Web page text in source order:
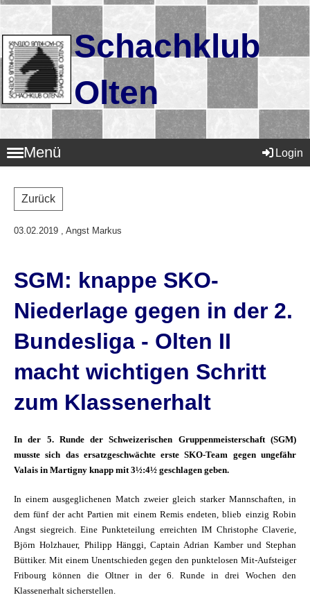
Schachklub
Olten
Menü Login
Zurück
03.02.2019 , Angst Markus
SGM: knappe SKO-
Niederlage gegen in der 2.
Bundesliga - Olten II
macht wichtigen Schritt
zum Klassenerhalt
In der 5. Runde der Schweizerischen Gruppenmeisterschaft (SGM)
musste sich das ersatzgeschwächte erste SKO-Team gegen ungefähr
Valais in Martigny knapp mit 3½:4½ geschlagen geben.
In einem ausgeglichenen Match zweier gleich starker Mannschaften, in
dem fünf der acht Partien mit einem Remis endeten, blieb einzig Robin
Angst siegreich. Eine Punkteteilung erreichten IM Christophe Claverie,
Björn Holzhauer, Philipp Hänggi, Captain Adrian Kamber und Stephan
Büttiker. Mit einem Unentschieden gegen den punktelosen Mit-Aufsteiger
Fribourg können die Oltner in der 6. Runde in drei Wochen den
Klassenerhalt sicherstellen.